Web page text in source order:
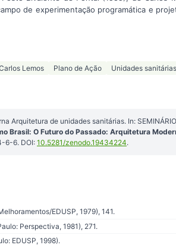
de experimentação programática e
Lemos Plano de Ação Unidades sanitárias
Arquitetura de unidades sanitárias. In:
Brasil: O Futuro do Passado: Arquitetura
6-6. DOI:10.5281/zenodo.19434224.
EDUSP, 1979), 141.
Perspectiva, 1981), 271.
EDUSP, 1998).